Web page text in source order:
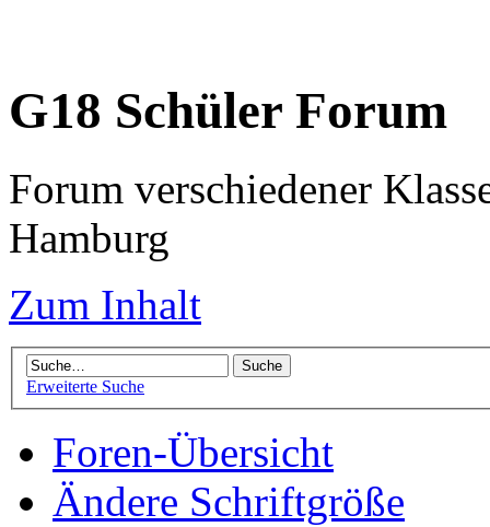
G18 Schüler Forum
Forum verschiedener
Hamburg
Zum Inhalt
Erweiterte Suche
Foren-Übersicht
Ändere Schriftgröße